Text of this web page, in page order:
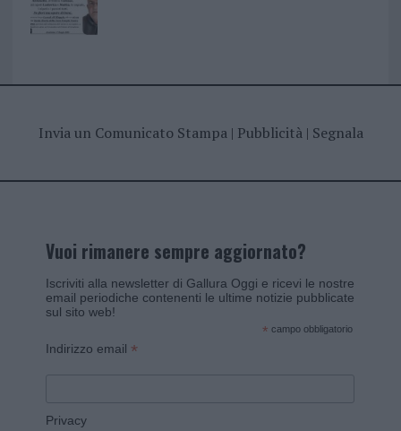
Invia un Comunicato Stampa| Pubblicità| Segnala
Vuoi rimanere sempre aggiornato?
Iscriviti alla newsletter di Gallura Oggi e ricevi le nostre
email periodiche contenenti le ultime notizie pubblicate
sul sito web!
* campo obbligatorio
Indirizzo email *
Privacy